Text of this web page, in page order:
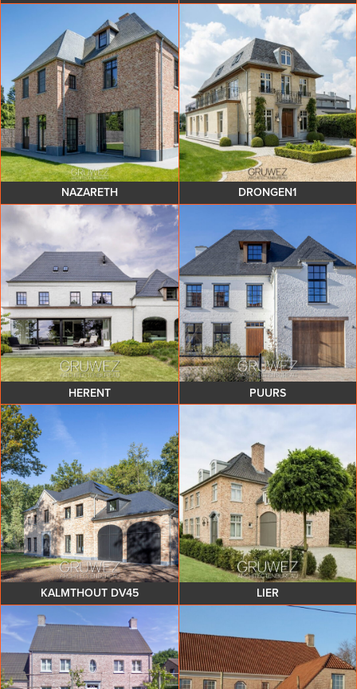
NAZARETH DRONGEN1
HERENT PUURS
KALMTHOUT DV45 LIER